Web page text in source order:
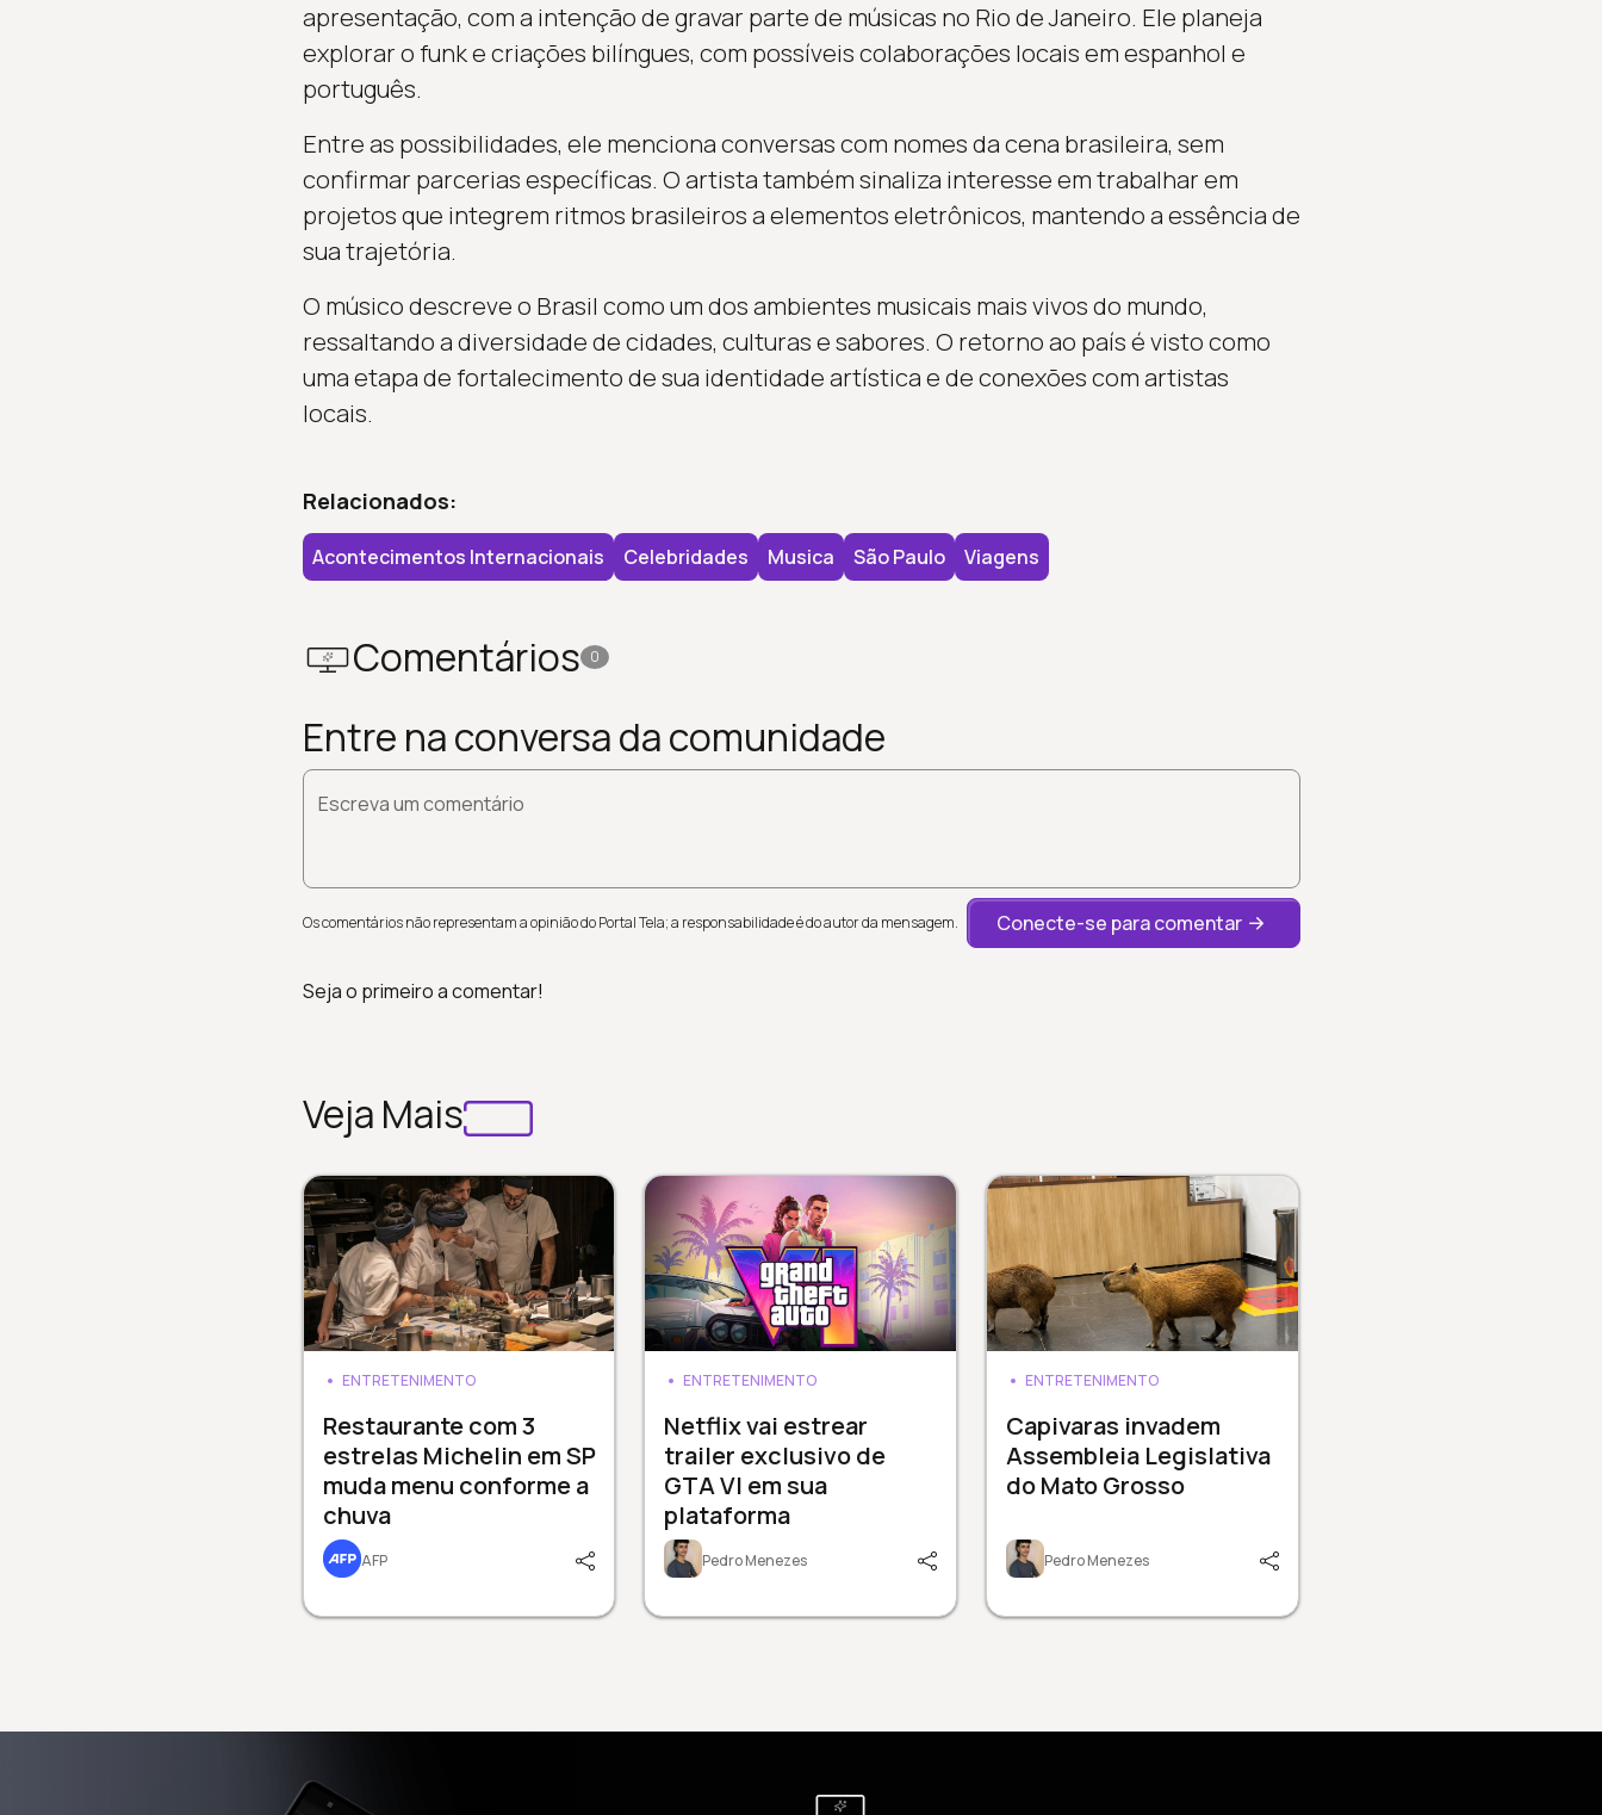
apresentação, com a intenção de gravar parte de músicas no Rio de Janeiro. Ele planeja
explorar o funk e criações bilíngues, com possíveis colaborações locais em espanhol e
português.
Entre as possibilidades, ele menciona conversas com nomes da cena brasileira, sem
confirmar parcerias específicas. O artista também sinaliza interesse em trabalhar em
projetos que integrem ritmos brasileiros a elementos eletrônicos, mantendo a essência de
sua trajetória.
O músico descreve o Brasil como um dos ambientes musicais mais vivos do mundo,
ressaltando a diversidade de cidades, culturas e sabores. O retorno ao país é visto como
uma etapa de fortalecimento de sua identidade artística e de conexões com artistas
locais.
Relacionados:
Acontecimentos Internacionais Celebridades Musica São Paulo Viagens
Comentários 0
Entre na conversa da comunidade
Escreva um comentário
Os comentários não representam a opinião do Portal Tela; a responsabilidade é do autor da mensagem. Conecte-se para comentar
Seja o primeiro a comentar!
Veja Mais
ENTRETENIMENTO
Restaurante com 3
estrelas Michelin em SP
muda menu conforme a
chuva
AFP
ENTRETENIMENTO
Netflix vai estrear
trailer exclusivo de
GTA VI em sua
plataforma
Pedro Menezes
ENTRETENIMENTO
Capivaras invadem
Assembleia Legislativa
do Mato Grosso
Pedro Menezes